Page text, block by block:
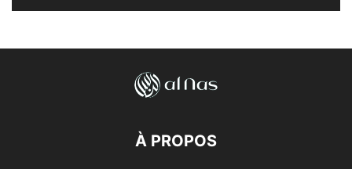
À PROPOS